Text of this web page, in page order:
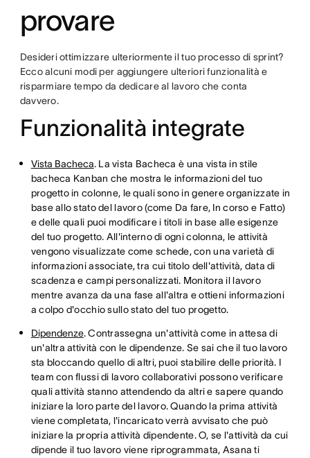
provare
Desideri ottimizzare ulteriormente il tuo processo di sprint?
Ecco alcuni modi per aggiungere ulteriori funzionalità e
risparmiare tempo da dedicare al lavoro che conta
davvero.
Funzionalità integrate
Vista Bacheca. La vista Bacheca è una vista in stile
bacheca Kanban che mostra le informazioni del tuo
progetto in colonne, le quali sono in genere organizzate in
base allo stato del lavoro (come Da fare, In corso e Fatto)
e delle quali puoi modificare i titoli in base alle esigenze
del tuo progetto. All'interno di ogni colonna, le attività
vengono visualizzate come schede, con una varietà di
informazioni associate, tra cui titolo dell'attività, data di
scadenza e campi personalizzati. Monitora il lavoro
mentre avanza da una fase all'altra e ottieni informazioni
a colpo d'occhio sullo stato del tuo progetto.
Dipendenze. Contrassegna un'attività come in attesa di
un'altra attività con le dipendenze. Se sai che il tuo lavoro
sta bloccando quello di altri, puoi stabilire delle priorità. I
team con flussi di lavoro collaborativi possono verificare
quali attività stanno attendendo da altri e sapere quando
iniziare la loro parte del lavoro. Quando la prima attività
viene completata, l'incaricato verrà avvisato che può
iniziare la propria attività dipendente. O, se l'attività da cui
dipende il tuo lavoro viene riprogrammata, Asana ti